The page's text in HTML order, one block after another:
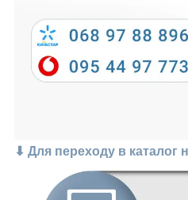
⬇ Для переходу в каталог